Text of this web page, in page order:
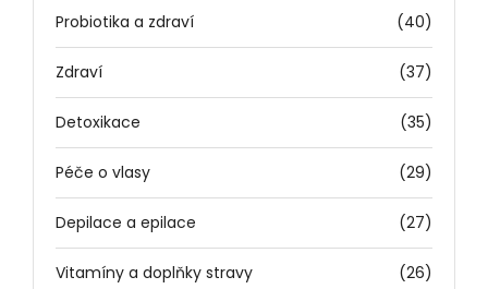
Probiotika a zdraví (40)
Zdraví (37)
Detoxikace (35)
Péče o vlasy (29)
Depilace a epilace (27)
Vitamíny a doplňky stravy (26)